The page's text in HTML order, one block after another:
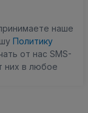
наше
Политику
от нас SMS-
них в любое